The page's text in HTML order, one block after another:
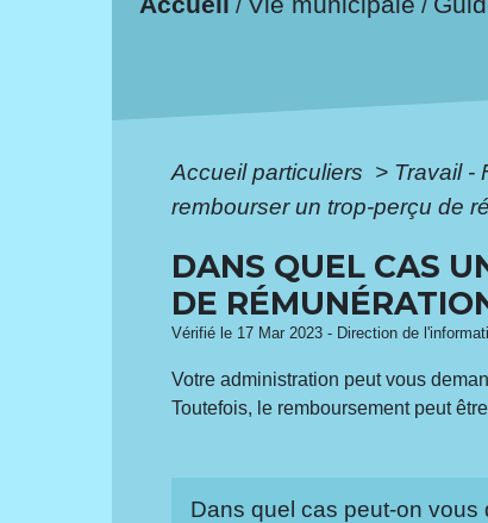
/ /
Accueil particuliers > Travail -
rembourser un trop-perçu de
DANS QUEL CAS
DE
Vérifié le 17 Mar 2023 - Direction de
Votre administration peut vous
Toutefois, le remboursement peut
Dans quel cas peut-on vous